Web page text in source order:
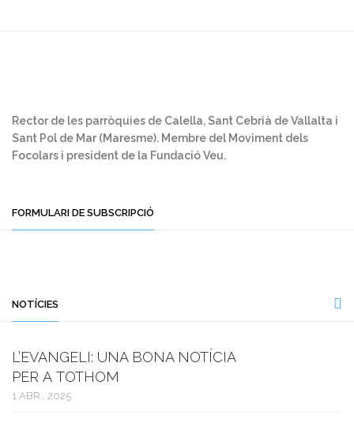
Rector de les parròquies de Calella, Sant Cebrià de Vallalta i
Sant Pol de Mar (Maresme). Membre del Moviment dels
Focolars i president de la Fundació Veu.
FORMULARI DE SUBSCRIPCIÓ
NOTÍCIES
L’EVANGELI: UNA BONA NOTÍCIA
PER A TOTHOM
1 ABR., 2025